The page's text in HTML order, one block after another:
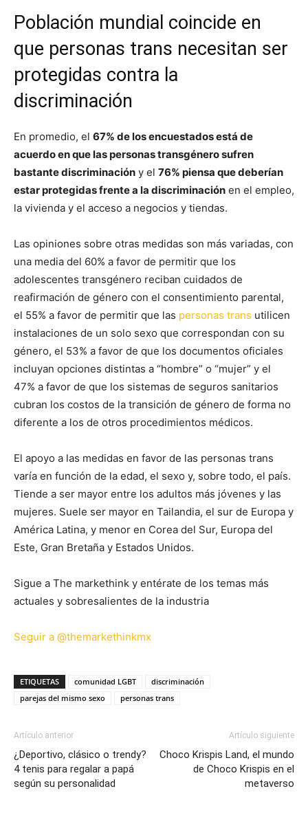
Población mundial coincide en
que personas trans necesitan ser
protegidas contra la
discriminación
En promedio, el 67% de los encuestados está de
acuerdo en que las personas transgénero sufren
bastante discriminación y el 76% piensa que deberían
estar protegidas frente a la discriminación en el empleo,
la vivienda y el acceso a negocios y tiendas.
Las opiniones sobre otras medidas son más variadas, con
una media del 60% a favor de permitir que los
adolescentes transgénero reciban cuidados de
reafirmación de género con el consentimiento parental,
el 55% a favor de permitir que las personas trans utilicen
instalaciones de un solo sexo que correspondan con su
género, el 53% a favor de que los documentos oficiales
incluyan opciones distintas a “hombre” o “mujer” y el
47% a favor de que los sistemas de seguros sanitarios
cubran los costos de la transición de género de forma no
diferente a los de otros procedimientos médicos.
El apoyo a las medidas en favor de las personas trans
varía en función de la edad, el sexo y, sobre todo, el país.
Tiende a ser mayor entre los adultos más jóvenes y las
mujeres. Suele ser mayor en Tailandia, el sur de Europa y
América Latina, y menor en Corea del Sur, Europa del
Este, Gran Bretaña y Estados Unidos.
Sigue a The markethink y entérate de los temas más
actuales y sobresalientes de la industria
Seguir a @themarkethinkmx
ETIQUETAS comunidad LGBT
discriminación
parejas del mismo sexo
personas trans
Artículo anterior
¿Deportivo, clásico o trendy?
4 tenis para regalar a papá
según su personalidad
Artículo siguiente
Choco Krispis Land, el mundo
de Choco Krispis en el
metaverso